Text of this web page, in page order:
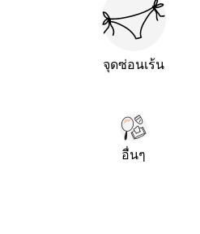
จุดซ่อนเร้น
อื่นๆ